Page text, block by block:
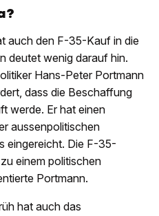
auch den F-35-Kauf in die
deutet wenig darauf hin.
Hans-Peter Portmann
dass die Beschaffung
werde. Er hat einen
aussenpolitischen
eingereicht. Die F-35-
einem politischen
Portmann.
hat auch das